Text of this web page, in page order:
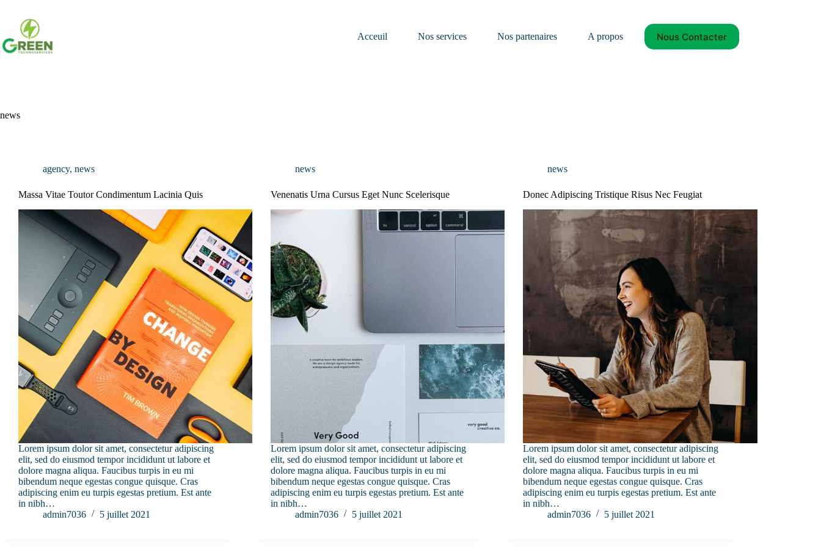
contenu
Acceuil
Nos services Nos partenaires A propos Nous Contacter
news
agency, news
Massa Vitae Toutor Condimentum Lacinia Quis
Lorem ipsum dolor sit amet, consectetur adipiscing
elit, sed do eiusmod tempor incididunt ut labore et
dolore magna aliqua. Faucibus turpis in eu mi
bibendum neque egestas congue quisque. Cras
adipiscing enim eu turpis egestas pretium. Est ante
in nibh…
admin7036
5 juillet 2021
news
Venenatis Urna Cursus Eget Nunc Scelerisque
Lorem ipsum dolor sit amet, consectetur adipiscing
elit, sed do eiusmod tempor incididunt ut labore et
dolore magna aliqua. Faucibus turpis in eu mi
bibendum neque egestas congue quisque. Cras
adipiscing enim eu turpis egestas pretium. Est ante
in nibh…
admin7036
5 juillet 2021
news
Donec Adipiscing Tristique Risus Nec Feugiat
Lorem ipsum dolor sit amet, consectetur adipiscing
elit, sed do eiusmod tempor incididunt ut labore et
dolore magna aliqua. Faucibus turpis in eu mi
bibendum neque egestas congue quisque. Cras
adipiscing enim eu turpis egestas pretium. Est ante
in nibh…
admin7036
5 juillet 2021